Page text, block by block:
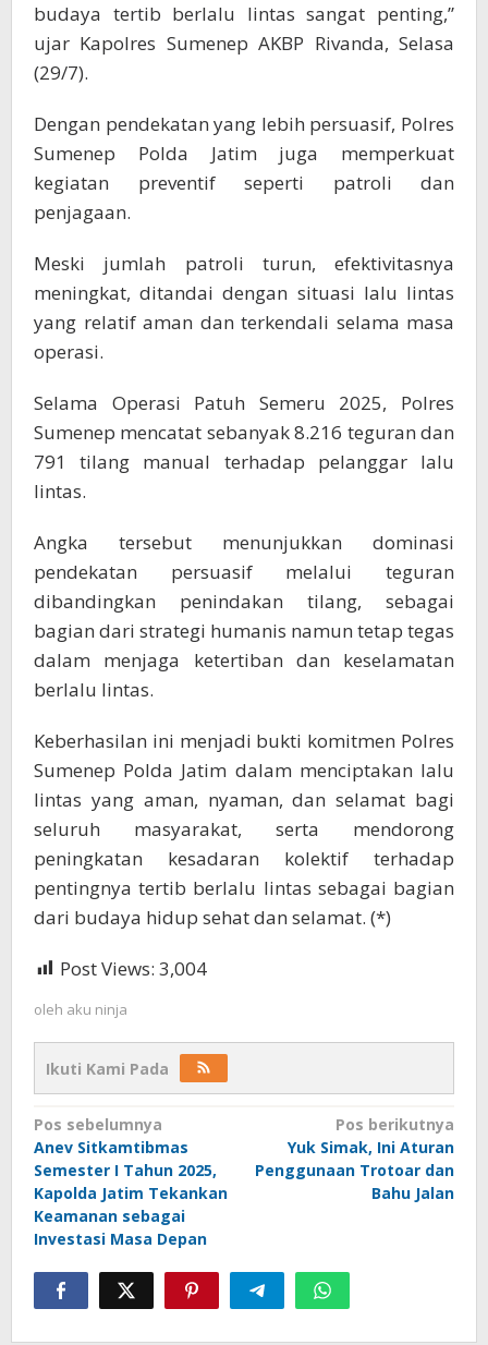
budaya tertib berlalu lintas sangat penting,”
ujar Kapolres Sumenep AKBP Rivanda, Selasa
(29/7).
Dengan pendekatan yang lebih persuasif, Polres
Sumenep Polda Jatim juga memperkuat
kegiatan preventif seperti patroli dan
penjagaan.
Meski jumlah patroli turun, efektivitasnya
meningkat, ditandai dengan situasi lalu lintas
yang relatif aman dan terkendali selama masa
operasi.
Selama Operasi Patuh Semeru 2025, Polres
Sumenep mencatat sebanyak 8.216 teguran dan
791 tilang manual terhadap pelanggar lalu
lintas.
Angka tersebut menunjukkan dominasi
pendekatan persuasif melalui teguran
dibandingkan penindakan tilang, sebagai
bagian dari strategi humanis namun tetap tegas
dalam menjaga ketertiban dan keselamatan
berlalu lintas.
Keberhasilan ini menjadi bukti komitmen Polres
Sumenep Polda Jatim dalam menciptakan lalu
lintas yang aman, nyaman, dan selamat bagi
seluruh masyarakat, serta mendorong
peningkatan kesadaran kolektif terhadap
pentingnya tertib berlalu lintas sebagai bagian
dari budaya hidup sehat dan selamat. (*)
Post Views: 3,004
oleh aku ninja
Ikuti Kami Pada
Navigasi
pos
Pos sebelumnya
Anev Sitkamtibmas
Semester I Tahun 2025,
Kapolda Jatim Tekankan
Keamanan sebagai
Investasi Masa Depan
Pos berikutnya
Yuk Simak, Ini Aturan
Penggunaan Trotoar dan
Bahu Jalan